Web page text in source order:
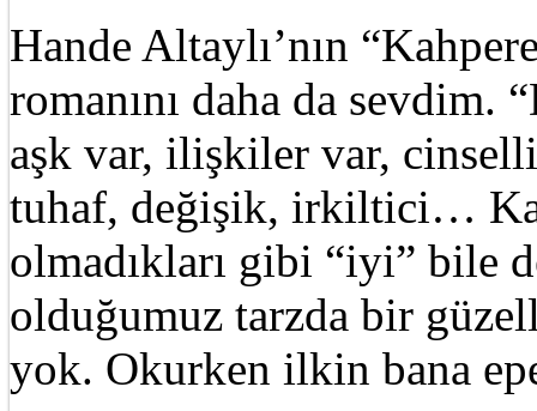
Hande Altaylı’nın
romanını daha da
aşk var, ilişkiler var,
tuhaf, değişik, irkiltici…
olmadıkları gibi “iyi” bile
olduğumuz tarzda bir
yok. Okurken ilkin bana